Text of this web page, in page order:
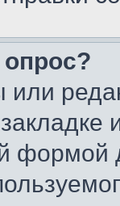
опрос?
формой